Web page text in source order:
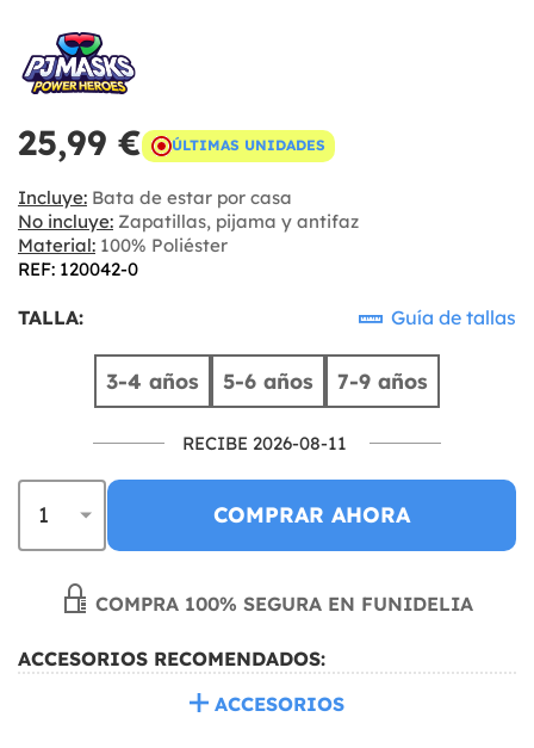
25,99 € ÚLTIMAS UNIDADES
Incluye: Bata de estar por casa
No incluye: Zapatillas, pijama y antifaz
Material: 100% Poliéster
REF: 120042-0
TALLA: Guía de tallas
3-4 años 5-6 años 7-9 años
RECIBE 2026-08-11
COMPRAR AHORA
COMPRA 100% SEGURA EN FUNIDELIA
ACCESORIOS RECOMENDADOS:
ACCESORIOS